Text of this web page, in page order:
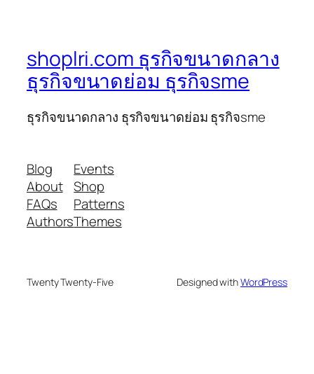
shoplri.com ธุรกิจขนาดกลาง
ธุรกิจขนาดย่อม ธุรกิจsme
ธุรกิจขนาดกลาง ธุรกิจขนาดย่อม ธุรกิจsme
Blog
About
FAQs
Authors
Events
Shop
Patterns
Themes
Twenty Twenty-Five Designed withWordPress